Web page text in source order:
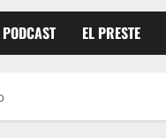
PODCAST EL PRESTE